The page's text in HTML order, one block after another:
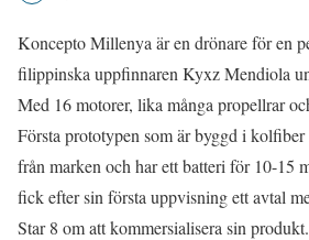
Koncepto Millenya är en drönare för en
filippinska uppfinnaren Kyxz Mendiola
Med 16 motorer, lika många propellrar
Första prototypen som är byggd i
från marken och har ett batteri för 10-15
fick efter sin första uppvisning ett avtal
Star 8 om att kommersialisera sin